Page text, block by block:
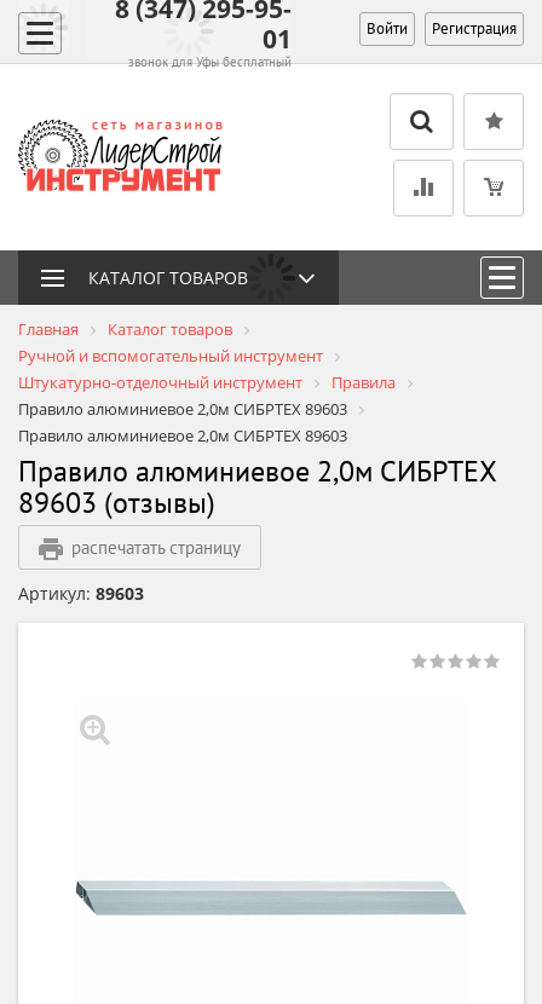
8 (347) 295-95-
01
звонок для Уфы бесплатный
Войти Регистрация
КАТАЛОГ ТОВАРОВ
Главная
Каталог товаров
Ручной и вспомогательный инструмент
Штукатурно-отделочный инструмент
Правила
Правило алюминиевое 2,0м СИБРТЕХ 89603
Правило алюминиевое 2,0м СИБРТЕХ 89603
Правило алюминиевое 2,0м СИБРТЕХ
89603 (отзывы)
распечатать страницу
Артикул: 89603